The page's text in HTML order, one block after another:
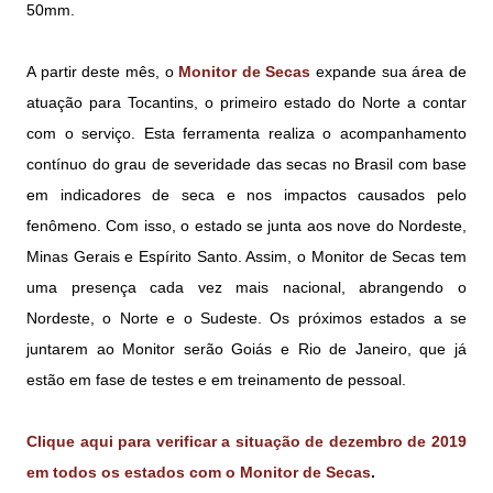
50mm.
A partir deste mês, o Monitor de Secas expande sua área de
atuação para Tocantins, o primeiro estado do Norte a contar
com o serviço. Esta ferramenta realiza o acompanhamento
contínuo do grau de severidade das secas no Brasil com base
em indicadores de seca e nos impactos causados pelo
fenômeno. Com isso, o estado se junta aos nove do Nordeste,
Minas Gerais e Espírito Santo. Assim, o Monitor de Secas tem
uma presença cada vez mais nacional, abrangendo o
Nordeste, o Norte e o Sudeste. Os próximos estados a se
juntarem ao Monitor serão Goiás e Rio de Janeiro, que já
estão em fase de testes e em treinamento de pessoal.
Clique aqui para verificar a situação de dezembro de 2019
em todos os estados com o Monitor de Secas.